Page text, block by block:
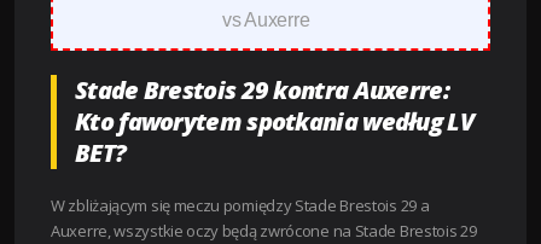
vs Auxerre
Stade Brestois 29 kontra Auxerre:
Kto faworytem spotkania według LV
BET?
W zbliżającym się meczu pomiędzy Stade Brestois 29 a
Auxerre, wszystkie oczy będą zwrócone na Stade Brestois 29